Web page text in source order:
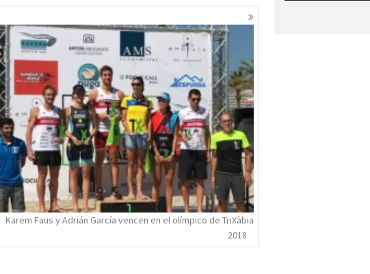
Karem Faus y Adrián García vencen en el olímpico de TriXàbia
2018